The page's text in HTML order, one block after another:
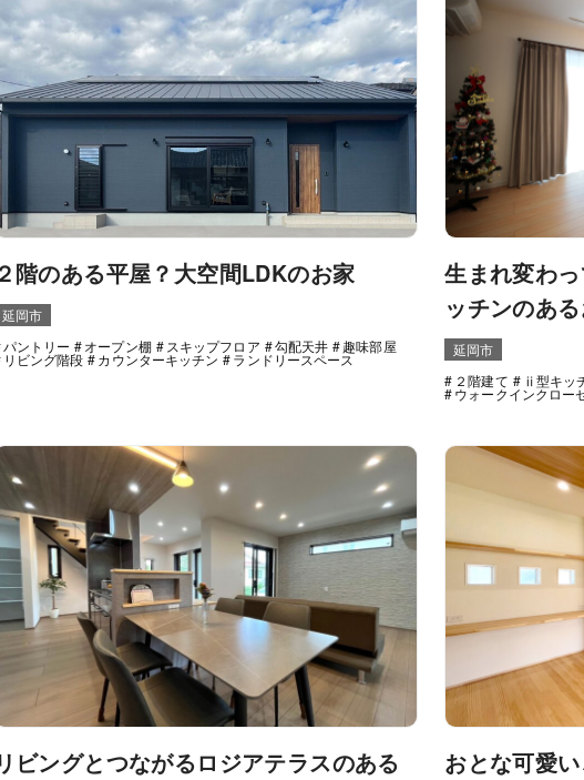
２階のある平屋？大空間LDKのお家
延岡市
パントリー
オープン棚 スキップフロア 勾配天井 趣味部屋
リビング階段 カウンターキッチン ランドリースペース
生まれ変わ
ッチンのあ
延岡市
２階建て
ⅱ型キッ
ウォークインクロー
ビングとつながるロジアテラスのある
おとな可愛